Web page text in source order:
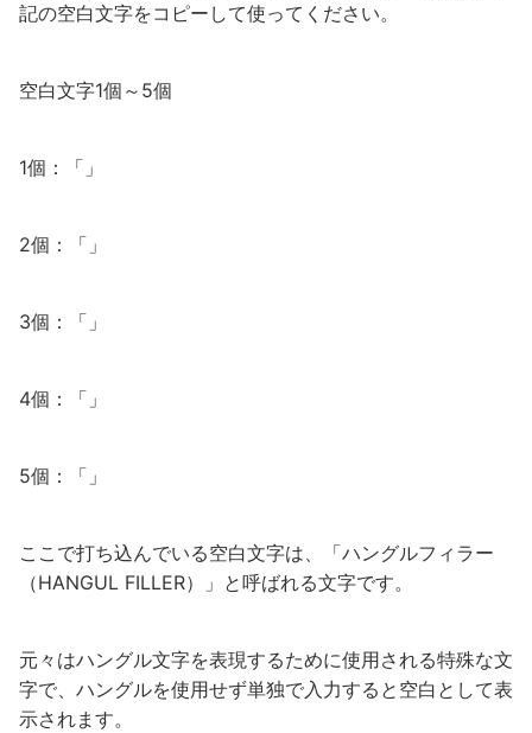
記の空白文字をコピーして使ってください。
空白文字1個～5個
1個：「ㅤ」
2個：「ㅤㅤ」
3個：「ㅤㅤㅤ」
4個：「ㅤㅤㅤㅤ」
5個：「ㅤㅤㅤㅤㅤ」
ここで打ち込んでいる空白文字は、「ハングルフィラー
（HANGUL FILLER）」と呼ばれる文字です。
元々はハングル文字を表現するために使用される特殊な文
字で、ハングルを使用せず単独で入力すると空白として表
示されます。